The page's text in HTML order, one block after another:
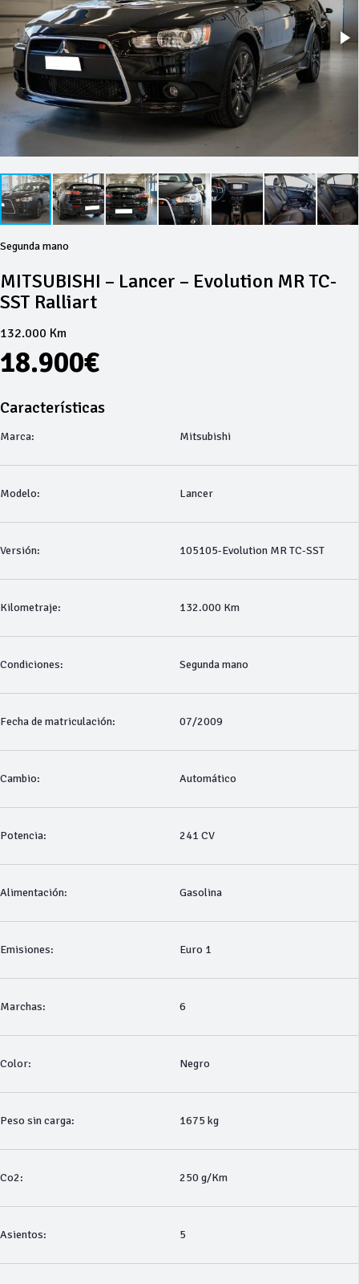
Segunda mano
MITSUBISHI – Lancer – Evolution MR TC-
SST Ralliart
132.000 Km
18.900€
Características
Marca: Mitsubishi
Modelo: Lancer
Versión: 105105-Evolution MR TC-SST
Kilometraje: 132.000 Km
Condiciones: Segunda mano
Fecha de matriculación: 07/2009
Cambio: Automático
Potencia: 241 CV
Alimentación: Gasolina
Emisiones: Euro 1
Marchas: 6
Color: Negro
Peso sin carga: 1675 kg
Co2: 250 g/Km
Asientos: 5